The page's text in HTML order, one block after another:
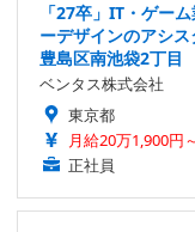
「27卒」IT・ゲー
ーデザインのアシ
豊島区南池袋2丁目
ベンタス株式会社
東京都
月給20万1,900円
正社員